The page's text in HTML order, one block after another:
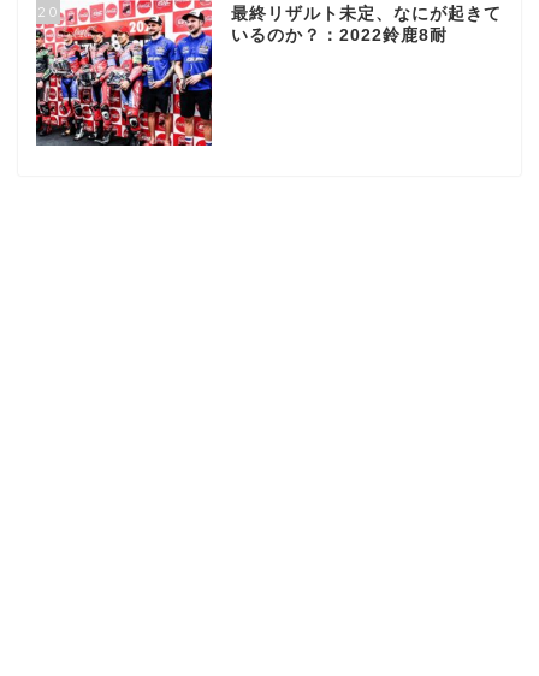
20
最終リザルト未定、なにが起きて
いるのか？：2022鈴鹿8耐